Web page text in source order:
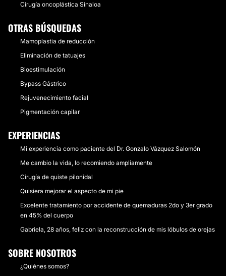
Cirugía oncoplástica Sinaloa
OTRAS BÚSQUEDAS
Mamoplastia de reducción
Eliminación de tatuajes
Bioestimulación
Bypass Gástrico
Rejuvenecimiento facial
Pigmentación capilar
EXPERIENCIAS
Mi experiencia como paciente del Dr. Gonzalo Vázquez Salomón
Me cambio la vida, lo recomiendo ampliamente
Cirugía de quiste pilonidal
Quisiera mejorar el aspecto de mi pie
Excelente tratamiento por accidente de quemaduras 2do y 3er grado
en 45% del cuerpo
Gabriela, 28 años, feliz con la reconstrucción de mis lóbulos de orejas
SOBRE NOSOTROS
¿Quiénes somos?